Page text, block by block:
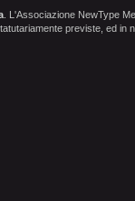
. L'Associazione NewType
previste, ed